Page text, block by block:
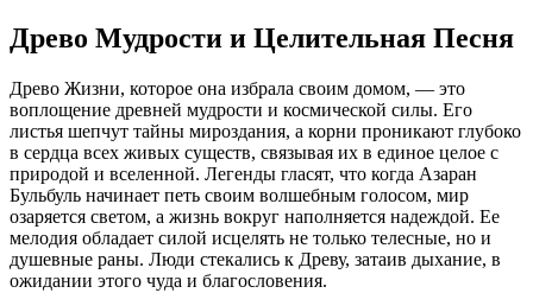
Древо Мудрости и Целительная Песня
Древо Жизни, которое она избрала своим домом, — это
воплощение древней мудрости и космической силы. Его
листья шепчут тайны мироздания, а корни проникают глубоко
в сердца всех живых существ, связывая их в единое целое с
природой и вселенной. Легенды гласят, что когда Азаран
Бульбуль начинает петь своим волшебным голосом, мир
озаряется светом, а жизнь вокруг наполняется надеждой. Ее
мелодия обладает силой исцелять не только телесные, но и
душевные раны. Люди стекались к Древу, затаив дыхание, в
ожидании этого чуда и благословения.